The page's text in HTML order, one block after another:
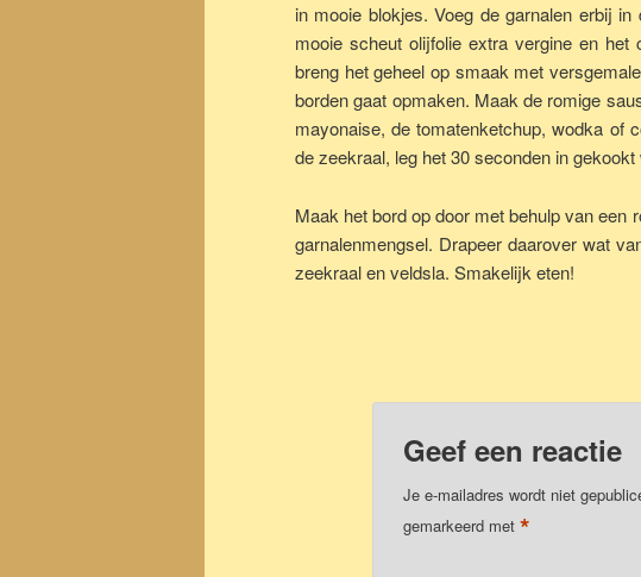
in mooie blokjes. Voeg de garnalen erbij
mooie scheut olijfolie extra vergine en
breng het geheel op smaak met
borden gaat opmaken. Maak de romige
mayonaise, de tomatenketchup, wodka of
de zeekraal, leg het 30 seconden in
Maak het bord op door met behulp van een
garnalenmengsel. Drapeer daarover wat
zeekraal en veldsla. Smakelijk eten!
Geef een reactie
Je e-mailadres wordt niet
gemarkeerd met *